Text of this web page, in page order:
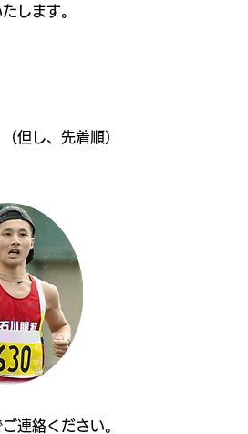
します。
但し、先着順）
連絡ください。